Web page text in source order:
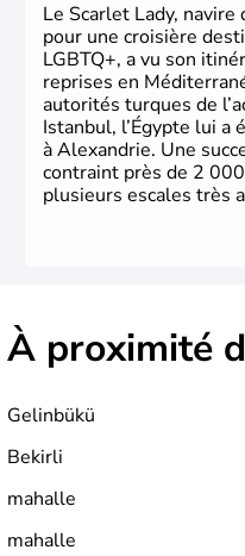
Le Scarlet Lady,
pour une croisière
LGBTQ+, a vu son
reprises en
autorités turques de
Istanbul, l’Égypte lui a
à Alexandrie. Une
contraint près de 2
plusieurs escales très
À proximité
Gelinbükü
Bekirli
mahalle
mahalle